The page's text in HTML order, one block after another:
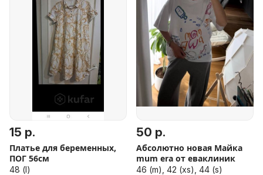
15 р.
Платье для беременных,
ПОГ 56см
48 (l)
50 р.
Абсолютно новая Майка
mum era от еваклиник
46 (m), 42 (xs), 44 (s)